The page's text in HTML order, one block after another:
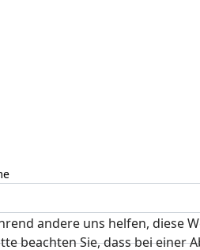
andere uns helfen, diese
beachten Sie, dass bei